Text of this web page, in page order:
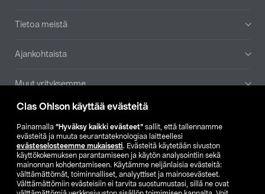
Clas Ohlson käyttää evästeitä
Painamalla ”Hyväksy kaikki evästeet” sallit, että tallennamme
evästeitä ja muuta seurantateknologiaa laitteellesi
evästeselosteemme mukaisesti. Evästeitä käytetään sivuston
käyttökokemuksen parantamiseen ja käytön analysointiin sekä
mainonnan kohdentamiseen. Käytämme neljänlaisia evästeitä:
välttämättömät, toiminnalliset, analyyttiset ja mainosevästeet.
Välttämättömiin evästeisiin ei tarvita suostumustasi, sillä ne ovat
Tietoa meistä
Ajankohtaista
Muut yrityksemme
Etsi myymälä
SE NO FI
FI SV